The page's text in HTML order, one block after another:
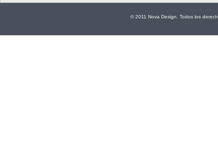
© 2011 Nova Design. Todos los